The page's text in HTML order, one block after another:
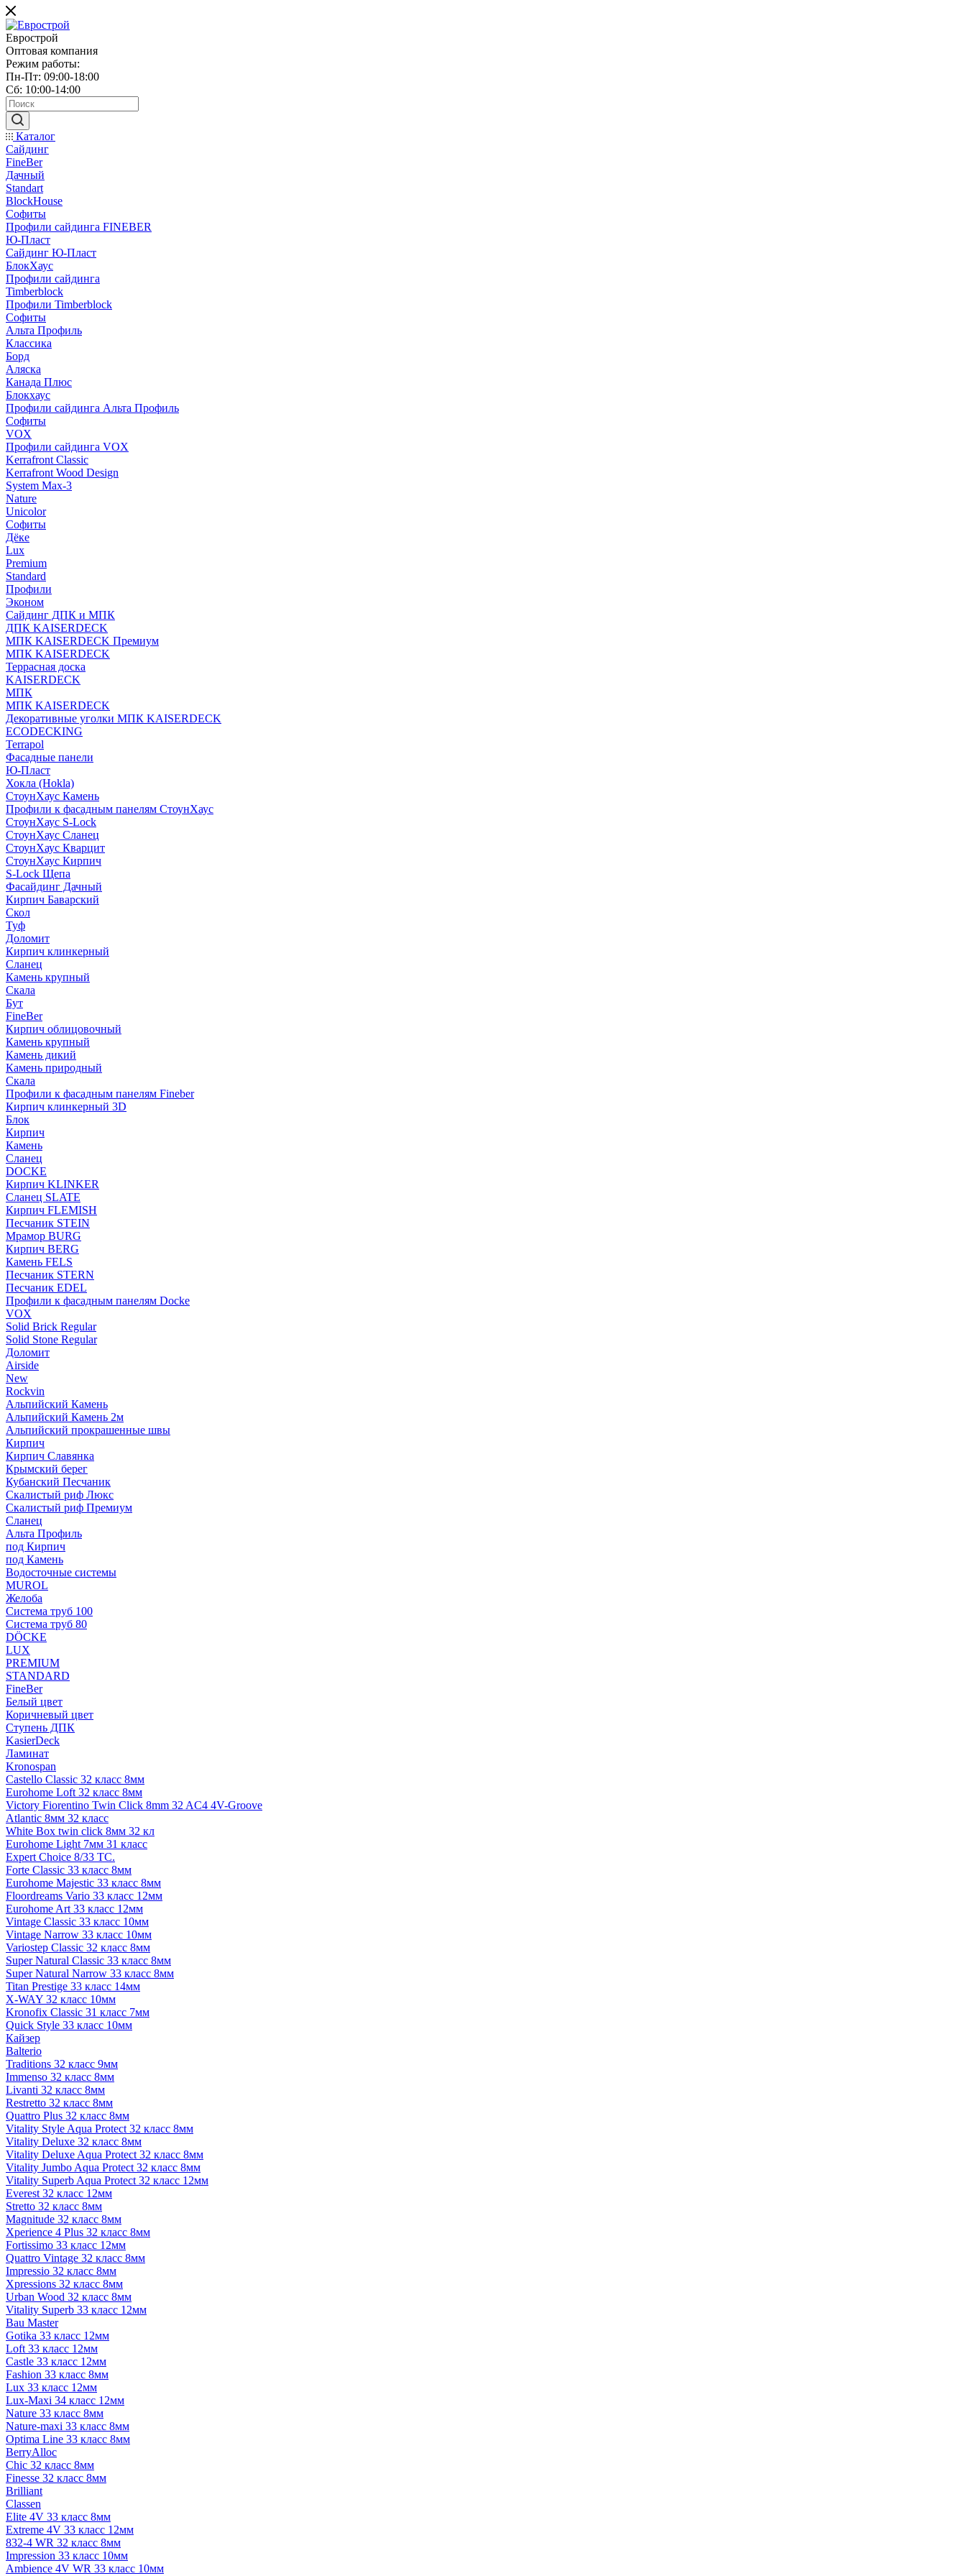
Еврострой
Оптовая компания
Режим работы:
Пн-Пт: 09:00-18:00
Сб: 10:00-14:00
Каталог
Сайдинг
FineBer
Дачный
Standart
BlockHouse
Софиты
Профили сайдинга FINEBER
Ю-Пласт
Сайдинг Ю-Пласт
БлокХаус
Профили сайдинга
Timberblock
Профили Timberblock
Софиты
Альта Профиль
Классика
Борд
Аляска
Канада Плюс
Блокхаус
Профили сайдинга Альта Профиль
Софиты
VOX
Профили сайдинга VOX
Kerrafront Classic
Kerrafront Wood Design
System Max-3
Nature
Unicolor
Софиты
Дёке
Lux
Premium
Standard
Профили
Эконом
Сайдинг ДПК и МПК
ДПК KAISERDECK
МПК KAISERDECK Премиум
МПК KAISERDECK
Террасная доска
KAISERDECK
МПК
МПК KAISERDECK
Декоративные уголки МПК KAISERDECK
ECODECKING
Terrapol
Фасадные панели
Ю-Пласт
Хокла (Hokla)
СтоунХаус Камень
Профили к фасадным панелям СтоунХаус
СтоунХаус S-Lock
СтоунХаус Сланец
СтоунХаус Кварцит
СтоунХаус Кирпич
S-Lock Щепа
Фасайдинг Дачный
Кирпич Баварский
Скол
Туф
Доломит
Кирпич клинкерный
Сланец
Камень крупный
Скала
Бут
FineBer
Кирпич облицовочный
Камень крупный
Камень дикий
Камень природный
Скала
Профили к фасадным панелям Fineber
Кирпич клинкерный 3D
Блок
Кирпич
Камень
Сланец
DOCKE
Кирпич KLINKER
Сланец SLATE
Кирпич FLEMISH
Пес­ча­ник STEIN
Мрамор BURG
Кирпич BERG
Камень FELS
Пес­ча­ник STERN
Пес­ча­ник EDEL
Профили к фасадным панелям Docke
VOX
Solid Brick Regular
Solid Stone Regular
Доломит
Airside
New
Rockvin
Альпийский Камень
Альпийский Камень 2м
Альпийский прокрашенные швы
Кирпич
Кирпич Славянка
Крымский берег
Кубанский Песчаник
Скалистый риф Люкс
Скалистый риф Премиум
Сланец
Альта Профиль
под Кирпич
под Камень
Водосточные системы
MUROL
Желоба
Система труб 100
Система труб 80
DÖCKE
LUX
PREMIUM
STANDARD
FineBer
Белый цвет
Коричневый цвет
Ступень ДПК
KasierDeck
Ламинат
Kronospan
Castello Classic 32 класс 8мм
Eurohome Loft 32 класс 8мм
Victory Fiorentino Twin Click 8mm 32 AC4 4V-Groove
Atlantic 8мм 32 класс
White Box twin click 8мм 32 кл
Eurohome Light 7мм 31 класс
Expert Choice 8/33 TC.
Forte Classic 33 класс 8мм
Eurohome Majestic 33 класс 8мм
Floordreams Vario 33 класс 12мм
Eurohome Art 33 класс 12мм
Vintage Classic 33 класс 10мм
Vintage Narrow 33 класс 10мм
Variostep Classic 32 класс 8мм
Super Natural Classic 33 класс 8мм
Super Natural Narrow 33 класс 8мм
Titan Prestige 33 класс 14мм
X-WAY 32 класс 10мм
Kronofix Classic 31 класс 7мм
Quick Style 33 класс 10мм
Кайзер
Balterio
Traditions 32 класс 9мм
Immenso 32 класс 8мм
Livanti 32 класс 8мм
Restretto 32 класс 8мм
Quattro Plus 32 класс 8мм
Vitality Style Aqua Protect 32 класс 8мм
Vitality Deluxe 32 класс 8мм
Vitality Deluxe Aqua Protect 32 класс 8мм
Vitality Jumbo Aqua Protect 32 класс 8мм
Vitality Superb Aqua Protect 32 класс 12мм
Everest 32 класс 12мм
Stretto 32 класс 8мм
Magnitude 32 класс 8мм
Xperience 4 Plus 32 класс 8мм
Fortissimo 33 класс 12мм
Quattro Vintage 32 класс 8мм
Impressio 32 класс 8мм
Xpressions 32 класс 8мм
Urban Wood 32 класс 8мм
Vitality Superb 33 класс 12мм
Bau Master
Gotika 33 класс 12мм
Loft 33 класс 12мм
Castle 33 класс 12мм
Fashion 33 класс 8мм
Lux 33 класс 12мм
Lux-Maxi 34 класс 12мм
Nature 33 класс 8мм
Nature-maxi 33 класс 8мм
Optima Line 33 класс 8мм
BerryAlloc
Chic 32 класс 8мм
Finesse 32 класс 8мм
Brilliant
Classen
Elite 4V 33 класс 8мм
Extreme 4V 33 класс 12мм
832-4 WR 32 класс 8мм
Impression 33 класс 10мм
Ambience 4V WR 33 класс 10мм